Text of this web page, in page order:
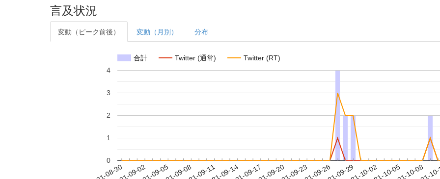
言及状況
変動（ピーク前後） 変動（月別） 分布
合計 Twitter (通常) Twitter (RT)
0
1
2
3
4